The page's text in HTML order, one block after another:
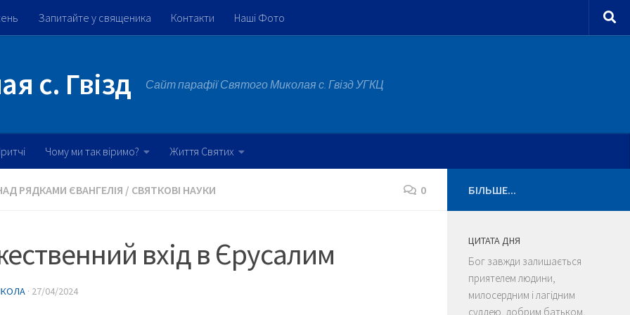
Запитайте у священика Контакти Наші Фото
с. Гвізд Сайт парафії Святого Миколая с. Гвізд УГКЦ
Чому ми так віримо? Життя Святих
РЯДКАМИ ЄВАНГЕЛІЯ / СВЯТКОВІ НАУКИ 0
вхід в Єрусалим
· 27/04/2024
БІЛЬШЕ...
ЦИТАТА ДНЯ
Бог завжди залишається
приятелем людини,
милосердним і лагідним
суддею, добрим батьком,